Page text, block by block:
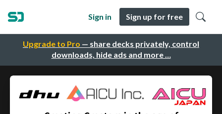
Upgrade to Pro — share decks privately, control
downloads, hide ads and more …
Sign in Sign up for free